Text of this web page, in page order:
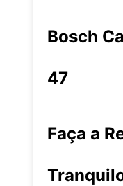
Bosch
47
Faça a